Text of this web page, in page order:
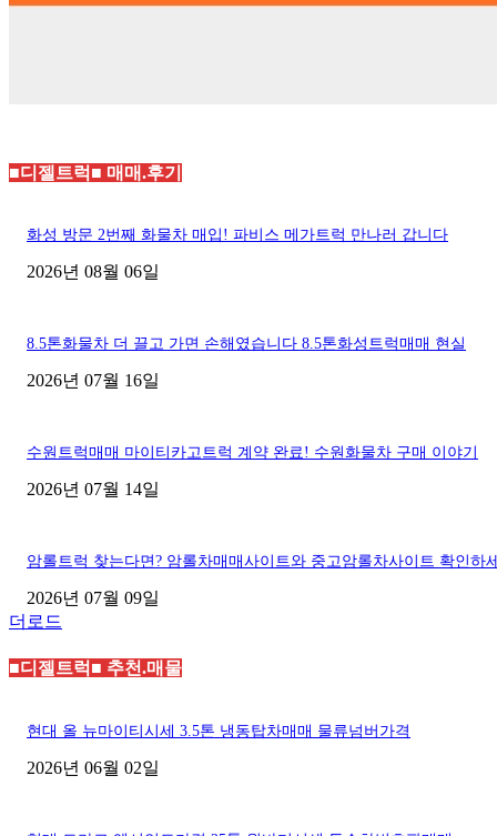
■디젤트럭■ 매매.후기
화성 방문 2번째 화물차 매입! 파비스 메가트럭 만나러 갑니다
2026년 08월 06일
8.5톤화물차 더 끌고 가면 손해였습니다 8.5톤화성트럭매매 현실
2026년 07월 16일
수원트럭매매 마이티카고트럭 계약 완료! 수원화물차 구매 이야기
2026년 07월 14일
암롤트럭 찾는다면? 암롤차매매사이트와 중고암롤차사이트 확인하
2026년 07월 09일
더로드
■디젤트럭■ 추천.매물
현대 올 뉴마이티시세 3.5톤 냉동탑차매매 물류넘버가격
2026년 06월 02일